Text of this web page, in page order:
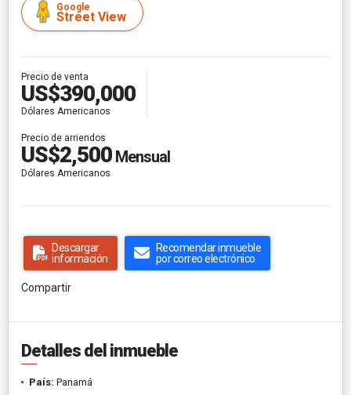
Google
Street View
Precio de venta
US$390,000
Dólares Americanos
Precio de arriendos
US$2,500 Mensual
Dólares Americanos
Descargar
información
Recomendar inmueble
por correo electrónico
Compartir
Detalles del inmueble
País: Panamá